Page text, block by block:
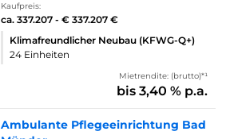
Kaufpreis:
ca. 337.207 - € 337.207 €
Klimafreundlicher Neubau (KFWG-Q+)
24 Einheiten
Mietrendite: (brutto)*¹
bis 3,40 % p.a.
Ambulante Pflegeeinrichtung Bad